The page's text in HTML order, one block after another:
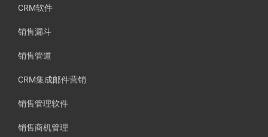
CRM软件
销售漏斗
销售管道
CRM集成邮件营销
销售管理软件
销售商机管理